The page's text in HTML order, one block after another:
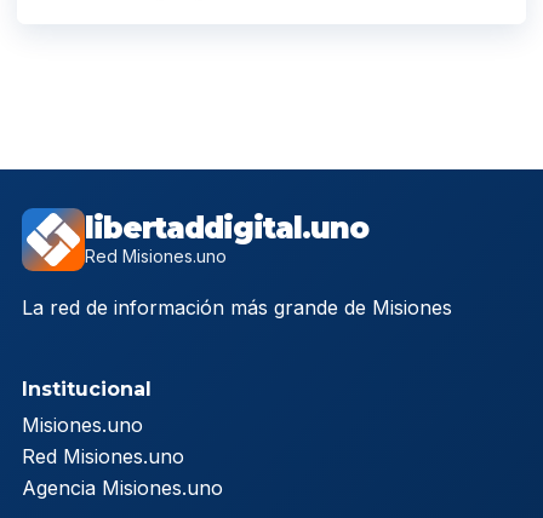
libertaddigital.uno
Red Misiones.uno
La red de información más grande de Misiones
Institucional
Misiones.uno
Red Misiones.uno
Agencia Misiones.uno